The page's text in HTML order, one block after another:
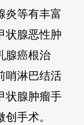
炎等有丰富
状腺恶性肿
腺癌根治
哨淋巴结活
状腺肿瘤手
手术。